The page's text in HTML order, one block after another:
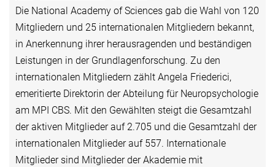
Die National Academy of Sciences gab die Wahl von 120
Mitgliedern und 25 internationalen Mitgliedern bekannt,
in Anerkennung ihrer herausragenden und beständigen
Leistungen in der Grundlagenforschung. Zu den
internationalen Mitgliedern zählt Angela Friederici,
emeritierte Direktorin der Abteilung für Neuropsychologie
am MPI CBS. Mit den Gewählten steigt die Gesamtzahl
der aktiven Mitglieder auf 2.705 und die Gesamtzahl der
internationalen Mitglieder auf 557. Internationale
Mitglieder sind Mitglieder der Akademie mit